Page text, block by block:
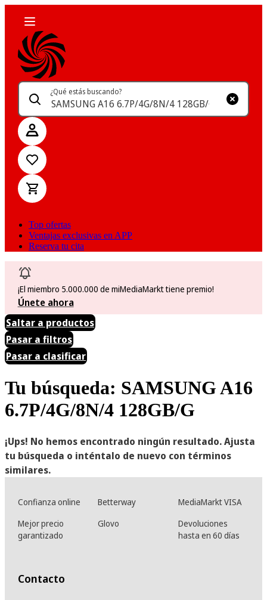
¿Qué estás buscando?
Top ofertas
Ventajas exclusivas en APP
Reserva tu cita
¡El miembro 5.000.000 de miMediaMarkt tiene premio!
Únete ahora
Saltar a productos
Pasar a filtros
Pasar a clasificar
Tu búsqueda: SAMSUNG A16
6.7P/4G/8N/4 128GB/G
¡Ups! No hemos encontrado ningún resultado. Ajusta
tu búsqueda o inténtalo de nuevo con términos
similares.
Confianza online Betterway
MediaMarkt VISA
Mejor precio
garantizado
Glovo
Devoluciones
hasta en 60 días
Contacto